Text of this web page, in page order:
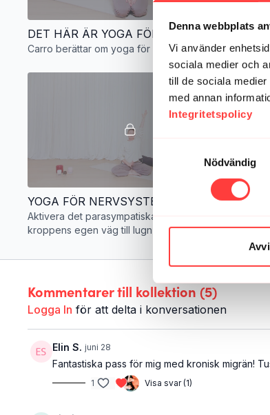
Denna webbplats
Vi använder
sociala medier och
till de sociala
med annan
Integritetspolicy
Nödvändig
DET HÄR ÄR YOGA FÖR NERVSYSTEMET
Carro berättar om yoga för nervsystemet
YOGA FÖR NERVSYSTEMET 4. Andas in till dig själv
Aktivera det parasympatiska nervsystemet -
kroppens egen väg till lugn och ro
ro
Kommentarer till kollektion (5)
Logga In för att delta i konversationen
Elin S. juni 28
Fantastiska pass för mig med kronisk migrän!
1 Visa svar (1)